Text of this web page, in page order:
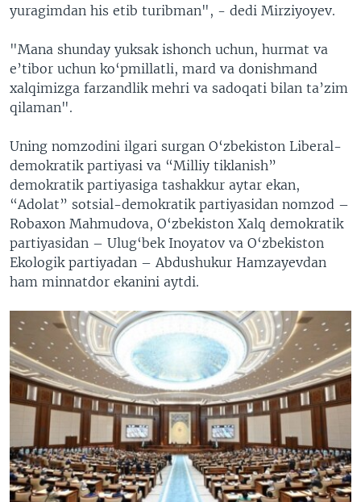
yuragimdan his etib turibman", - dedi Mirziyoyev.
"Mana shunday yuksak ishonch uchun, hurmat va
e’tibor uchun ko‘pmillatli, mard va donishmand
xalqimizga farzandlik mehri va sadoqati bilan ta’zim
qilaman".
Uning nomzodini ilgari surgan O‘zbekiston Liberal-
demokratik partiyasi va “Milliy tiklanish”
demokratik partiyasiga tashakkur aytar ekan,
“Adolat” sotsial-demokratik partiyasidan nomzod –
Robaxon Mahmudova, O‘zbekiston Xalq demokratik
partiyasidan – Ulug‘bek Inoyatov va O‘zbekiston
Ekologik partiyadan – Abdushukur Hamzayevdan
ham minnatdor ekanini aytdi.